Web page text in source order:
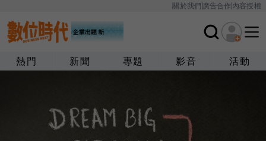
關於我們廣告合作內容授權
熱門 新聞 專題 影音 活動